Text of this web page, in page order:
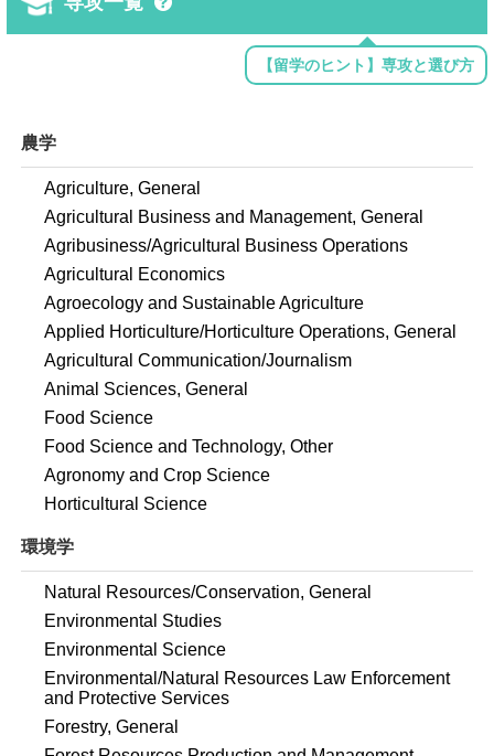
【留学のヒント】専攻と選び方
農学
Agriculture, General
Agricultural Business and Management, General
Agribusiness/Agricultural Business Operations
Agricultural Economics
Agroecology and Sustainable Agriculture
Applied Horticulture/Horticulture Operations, General
Agricultural Communication/Journalism
Animal Sciences, General
Food Science
Food Science and Technology, Other
Agronomy and Crop Science
Horticultural Science
環境学
Natural Resources/Conservation, General
Environmental Studies
Environmental Science
Environmental/Natural Resources Law Enforcement
and Protective Services
Forestry, General